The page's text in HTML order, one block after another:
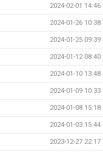
2024-02-01 14:46
2024-01-26 10:38
2024-01-25 09:39
2024-01-12 08:40
2024-01-10 13:48
2024-01-09 10:33
2024-01-08 15:18
2024-01-03 15:44
2023-12-27 22:17